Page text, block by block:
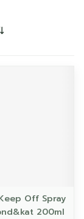
Off Spray
200ml